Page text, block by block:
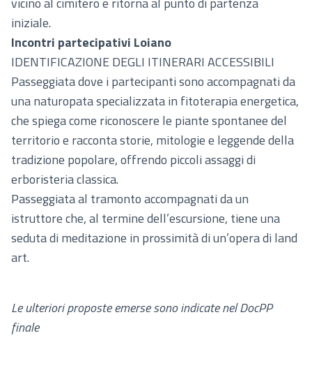
iniziale.
Incontri partecipativi Loiano
IDENTIFICAZIONE DEGLI ITINERARI ACCESSIBILI
Passeggiata dove i partecipanti sono accompagnati da
una naturopata specializzata in fitoterapia energetica,
che spiega come riconoscere le piante spontanee del
territorio e racconta storie, mitologie e leggende della
tradizione popolare, offrendo piccoli assaggi di
erboristeria classica.
Passeggiata al tramonto accompagnati da un
istruttore che, al termine dell’escursione, tiene una
seduta di meditazione in prossimità di un’opera di land
art.
Le ulteriori proposte emerse sono indicate nel DocPP
finale